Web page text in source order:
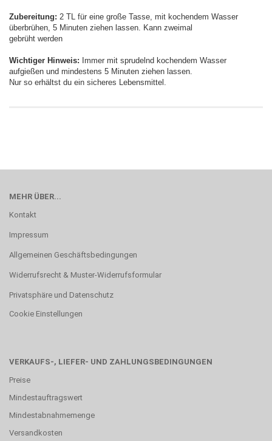
Zubereitung: 2 TL für eine große Tasse, mit kochendem Wasser
überbrühen, 5 Minuten ziehen lassen. Kann zweimal
gebrüht werden
Wichtiger Hinweis: Immer mit sprudelnd kochendem Wasser
aufgießen und mindestens 5 Minuten ziehen lassen.
Nur so erhältst du ein sicheres Lebensmittel.
MEHR ÜBER...
Kontakt
Impressum
Allgemeinen Geschäftsbedingungen
Widerrufsrecht & Muster-Widerrufsformular
Privatsphäre und Datenschutz
Cookie Einstellungen
VERKAUFS-, LIEFER- UND ZAHLUNGSBEDINGUNGEN
Preise
Mindestauftragswert
Mindestabnahmemenge
Versandkosten